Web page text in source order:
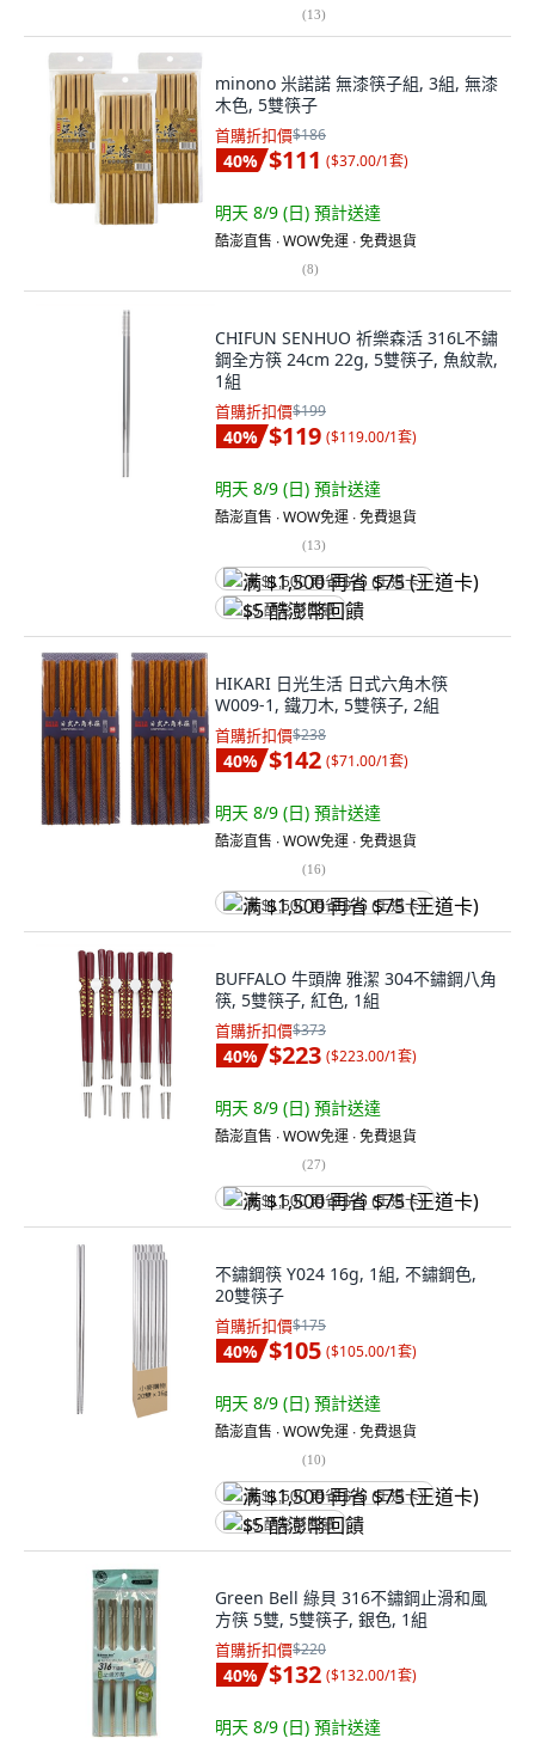
(13)
minono 米諾諾 無漆筷子組, 3組, 無漆
木色, 5雙筷子
首購折扣價$186
40% $111 ($37.00/1套)
明天 8/9 (日) 預計送達
酷澎直售 ∙ WOW免運 ∙ 免費退貨
(8)
CHIFUN SENHUO 祈樂森活 316L不鏽
鋼全方筷 24cm 22g, 5雙筷子, 魚紋款,
1組
首購折扣價$199
40% $119 ($119.00/1套)
明天 8/9 (日) 預計送達
酷澎直售 ∙ WOW免運 ∙ 免費退貨
(13)
满 $1,500 再省 $75 (王道卡)
$5 酷澎幣回饋
HIKARI 日光生活 日式六角木筷
W009-1, 鐵刀木, 5雙筷子, 2組
首購折扣價$238
40% $142 ($71.00/1套)
明天 8/9 (日) 預計送達
酷澎直售 ∙ WOW免運 ∙ 免費退貨
(16)
满 $1,500 再省 $75 (王道卡)
BUFFALO 牛頭牌 雅潔 304不鏽鋼八角
筷, 5雙筷子, 紅色, 1組
首購折扣價$373
40% $223 ($223.00/1套)
明天 8/9 (日) 預計送達
酷澎直售 ∙ WOW免運 ∙ 免費退貨
(27)
满 $1,500 再省 $75 (王道卡)
不鏽鋼筷 Y024 16g, 1組, 不鏽鋼色,
20雙筷子
首購折扣價$175
40% $105 ($105.00/1套)
明天 8/9 (日) 預計送達
酷澎直售 ∙ WOW免運 ∙ 免費退貨
(10)
满 $1,500 再省 $75 (王道卡)
$5 酷澎幣回饋
Green Bell 綠貝 316不鏽鋼止滑和風
方筷 5雙, 5雙筷子, 銀色, 1組
首購折扣價$220
40% $132 ($132.00/1套)
明天 8/9 (日) 預計送達